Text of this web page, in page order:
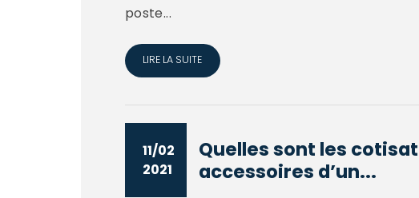
poste...
LIRE LA SUITE
11/02
2021
Quelles sont les
accessoires d’un...